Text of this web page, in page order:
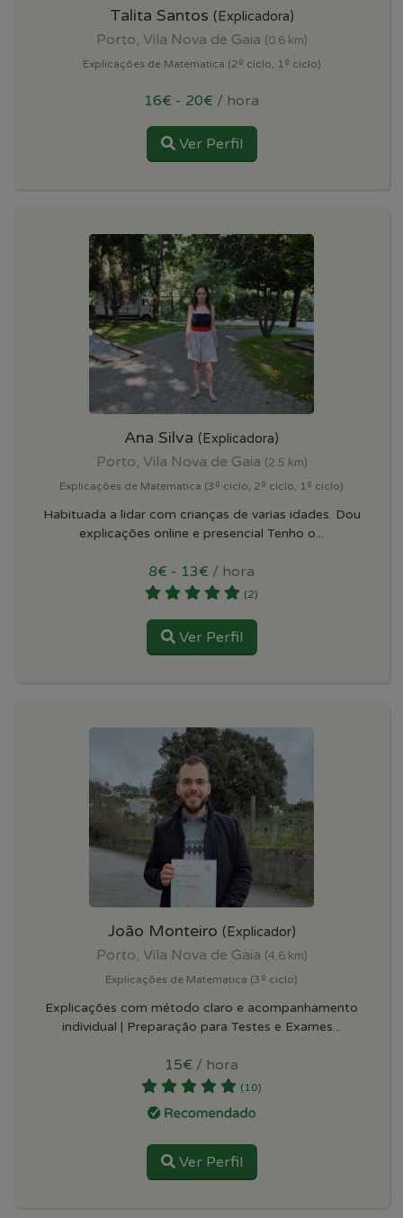
Talita Santos (Explicadora)
Porto, Vila Nova de Gaia (0.6 km)
Explicações de Matematica (2º ciclo, 1º ciclo)
16€ - 20€ / hora
Ver Perfil
Ana Silva (Explicadora)
Porto, Vila Nova de Gaia (2.5 km)
Explicações de Matematica (3º ciclo, 2º ciclo, 1º ciclo)
Habituada a lidar com crianças de varias idades. Dou
explicações online e presencial Tenho o...
8€ - 13€ / hora
(2)
Ver Perfil
João Monteiro (Explicador)
Porto, Vila Nova de Gaia (4.6 km)
Explicações de Matematica (3º ciclo)
Explicações com método claro e acompanhamento
individual | Preparação para Testes e Exames...
15€ / hora
(10)
Ver Perfil